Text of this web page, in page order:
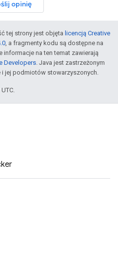
opinię
tej strony jest objęta licencją Creative
, a fragmenty kodu są dostępne na
informacje na ten temat zawierają
Developers. Java jest zastrzeżonym
i jej podmiotów stowarzyszonych.